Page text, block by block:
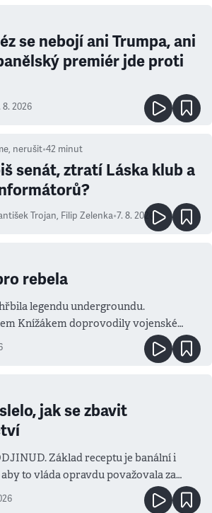
se nebojí ani Trumpa, ani
premiér jde proti
8. 2026
nerušit•42 minut
senát, ztratí Láska klub a
Trojan, Filip Zelenka•7. 8. 2026
rebela
legendu undergroundu.
Knížákem doprovodily vojenské
jak se zbavit
Základ receptu je banální i
to vláda opravdu považovala za